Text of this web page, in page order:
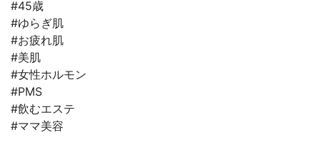
#45歳
#ゆらぎ肌
#お疲れ肌
#美肌
#女性ホルモン
#PMS
#飲むエステ
#ママ美容